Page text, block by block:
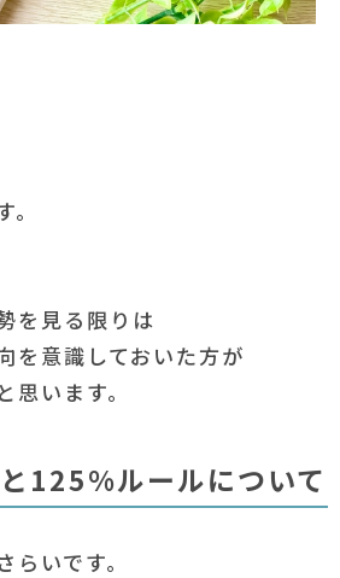
を見る限りは
を意識しておいた方が
思います。
125%ルールについて
いです。